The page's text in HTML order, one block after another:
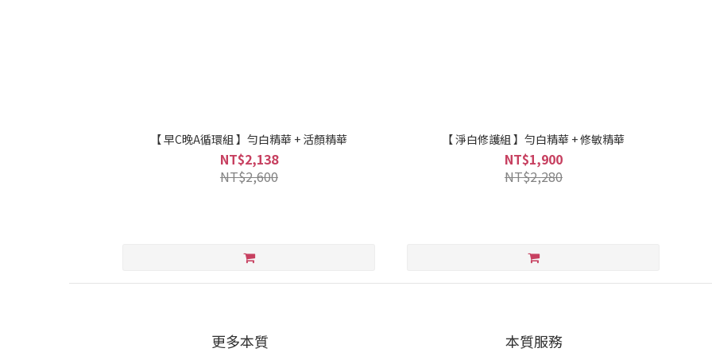
【 早C晚A循環組 】勻白精華 + 活顏精華
NT$2,138
NT$2,600
【 淨白修護組 】勻白精華 + 修敏精華
NT$1,900
NT$2,280
更多本質 本質服務